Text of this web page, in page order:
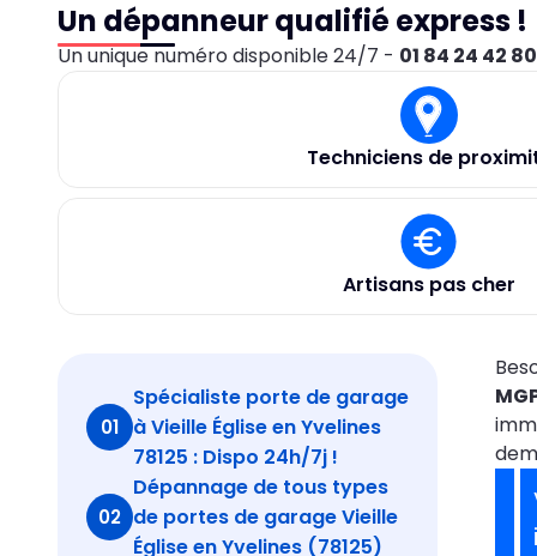
Un dépanneur qualifié express !
Un unique numéro disponible 24/7 - 01 84 24 42
Techniciens de
Artisans pas cher
01
Spécialiste porte de garage
à Vieille Église en Yvelines
78125 : Dispo 24h/7j !
02
Dépannage de tous types
de portes de garage Vieille
Église en Yvelines (78125)